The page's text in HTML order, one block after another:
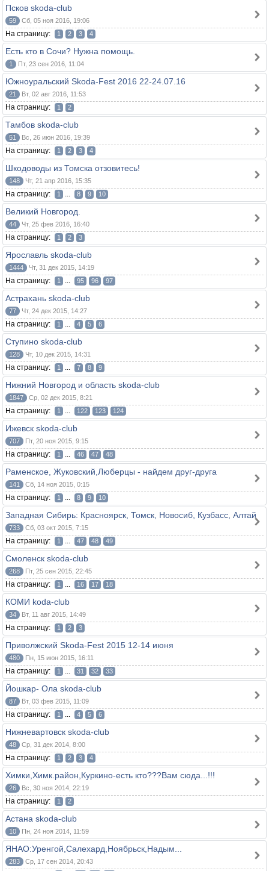
Псков skoda-club
59 Сб, 05 ноя 2016, 19:06
На страницу: 1 2 3 4
Есть кто в Сочи? Нужна помощь.
1 Пт, 23 сен 2016, 11:04
Южноуральский Skoda-Fest 2016 22-24.07.16
21 Вт, 02 авг 2016, 11:53
На страницу: 1 2
Тамбов skoda-club
51 Вс, 26 июн 2016, 19:39
На страницу: 1 2 3 4
Шкодоводы из Томска отзовитесь!
148 Чт, 21 апр 2016, 15:35
На страницу: 1 ... 8 9 10
Великий Новгород.
44 Чт, 25 фев 2016, 16:40
На страницу: 1 2 3
Ярославль skoda-club
1444 Чт, 31 дек 2015, 14:19
На страницу: 1 ... 95 96 97
Астрахань skoda-club
77 Чт, 24 дек 2015, 14:27
На страницу: 1 ... 4 5 6
Ступино skoda-club
128 Чт, 10 дек 2015, 14:31
На страницу: 1 ... 7 8 9
Нижний Новгород и область skoda-club
1847 Ср, 02 дек 2015, 8:21
На страницу: 1 ... 122 123 124
Ижевск skoda-club
707 Пт, 20 ноя 2015, 9:15
На страницу: 1 ... 46 47 48
Раменское, Жуковский,Люберцы - найдем друг-друга
141 Сб, 14 ноя 2015, 0:15
На страницу: 1 ... 8 9 10
Западная Сибирь: Красноярск, Томск, Новосиб, Кузбасс, Алтай
733 Сб, 03 окт 2015, 7:15
На страницу: 1 ... 47 48 49
Смоленск skoda-club
268 Пт, 25 сен 2015, 22:45
На страницу: 1 ... 16 17 18
КОМИ koda-club
34 Вт, 11 авг 2015, 14:49
На страницу: 1 2 3
Приволжский Skoda-Fest 2015 12-14 июня
480 Пн, 15 июн 2015, 16:11
На страницу: 1 ... 31 32 33
Йошкар- Ола skoda-club
87 Вт, 03 фев 2015, 11:09
На страницу: 1 ... 4 5 6
Нижневартовск skoda-club
48 Ср, 31 дек 2014, 8:00
На страницу: 1 2 3 4
Химки,Химк.район,Куркино-есть кто???Вам сюда...!!!
26 Вс, 30 ноя 2014, 22:19
На страницу: 1 2
Астана skoda-club
10 Пн, 24 ноя 2014, 11:59
ЯНАО:Уренгой,Салехард,Ноябрьск,Надым...
283 Ср, 17 сен 2014, 20:43